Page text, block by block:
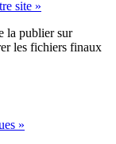
site »
la publier sur
les fichiers finaux
»